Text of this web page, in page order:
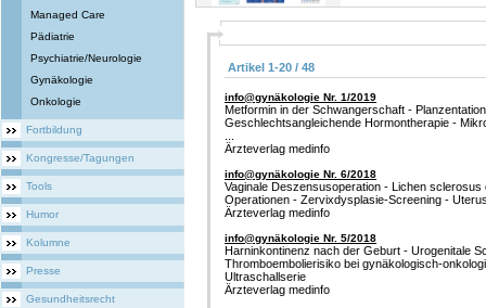
Managed Care
Pädiatrie
Psychiatrie/Neurologie
Gynäkologie
Onkologie
Fortbildung
Kongresse/Tagungen
Tools
Humor
Kolumne
Presse
Gesundheitsrecht
Artikel 1-20 / 48
info@gynäkologie Nr. 1/2019
Metformin in der Schwangerschaft -
Geschlechtsangleichende Hormontherapie -
Ärzteverlag medinfo
info@gynäkologie Nr. 6/2018
Vaginale Deszensusoperation - Lichen
Operationen - Zervixdysplasie-Screening -
Ärzteverlag medinfo
info@gynäkologie Nr. 5/2018
Harninkontinenz nach der Geburt - Urogenitale
Thromboembolierisiko bei gynäkologisch-
Ultraschallserie
Ärzteverlag medinfo